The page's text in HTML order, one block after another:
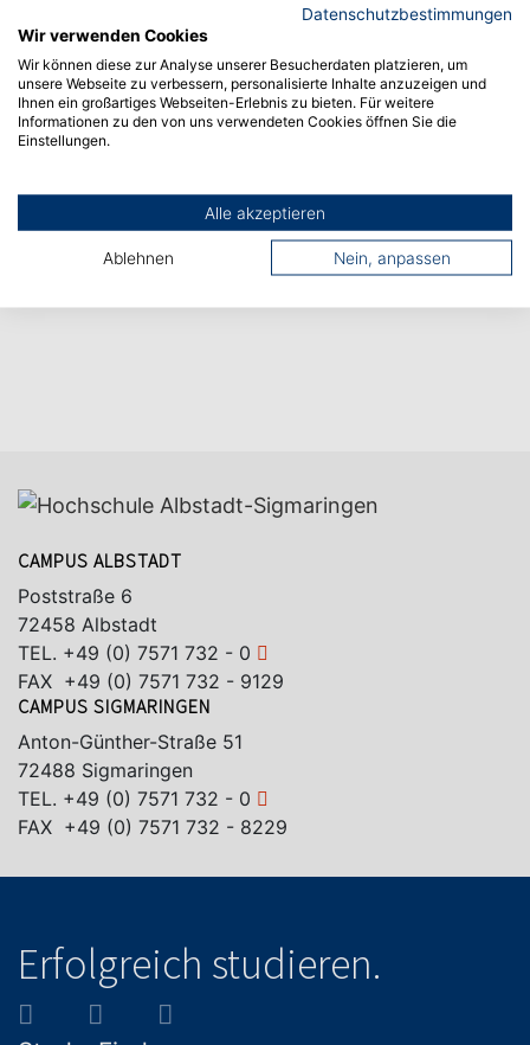
Nächster Artikel
CAMPUS ALBSTADT
Poststraße 6
72458 Albstadt
TEL. +49 (0) 7571 732 - 0
FAX +49 (0) 7571 732 - 9129
CAMPUS SIGMARINGEN
Anton-Günther-Straße 51
72488 Sigmaringen
TEL. +49 (0) 7571 732 - 0
FAX +49 (0) 7571 732 - 8229
Erfolgreich studieren.
Datenschutzbestimmungen
Wir verwenden Cookies
Wir können diese zur Analyse unserer Besucherdaten platzieren, um
unsere Webseite zu verbessern, personalisierte Inhalte anzuzeigen und
Ihnen ein großartiges Webseiten-Erlebnis zu bieten. Für weitere
Informationen zu den von uns verwendeten Cookies öffnen Sie die
Einstellungen.
Alle akzeptieren
Ablehnen Nein, anpassen